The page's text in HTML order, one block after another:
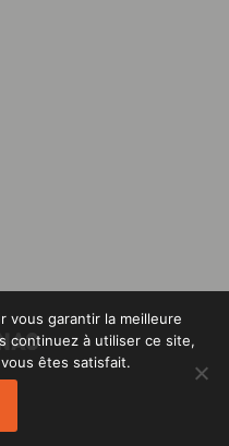
vous garantir la meilleure
continuez à utiliser ce site,
êtes satisfait.